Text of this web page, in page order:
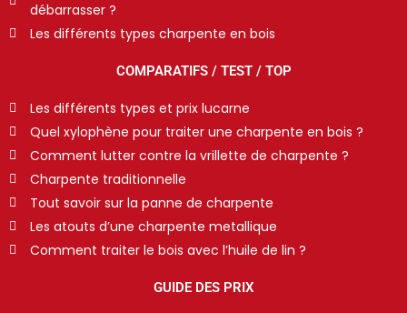
débarrasser ?
Les différents types charpente en bois
COMPARATIFS / TEST / TOP
Les différents types et prix lucarne
Quel xylophène pour traiter une charpente en bois ?
Comment lutter contre la vrillette de charpente ?
Charpente traditionnelle
Tout savoir sur la panne de charpente
Les atouts d’une charpente metallique
Comment traiter le bois avec l’huile de lin ?
GUIDE DES PRIX